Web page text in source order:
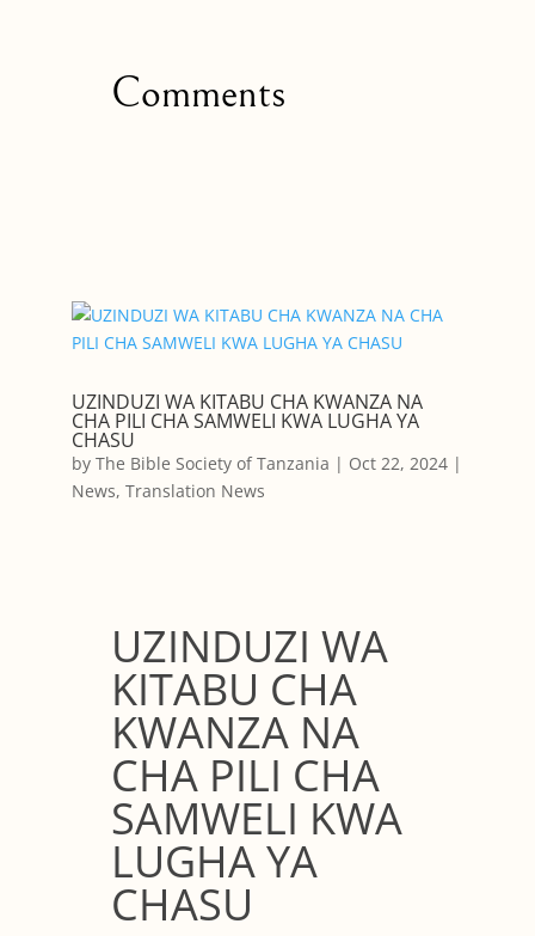
Comments
UZINDUZI WA KITABU CHA KWANZA NA
CHA PILI CHA SAMWELI KWA LUGHA YA
CHASU
by The Bible Society of Tanzania | Oct 22, 2024|
News, Translation News
UZINDUZI WA
KITABU CHA
KWANZA NA
CHA PILI CHA
SAMWELI KWA
LUGHA YA
CHASU